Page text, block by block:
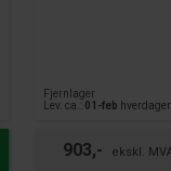
Fjernlager
Lev. ca.: 01-feb hverdager
903,-